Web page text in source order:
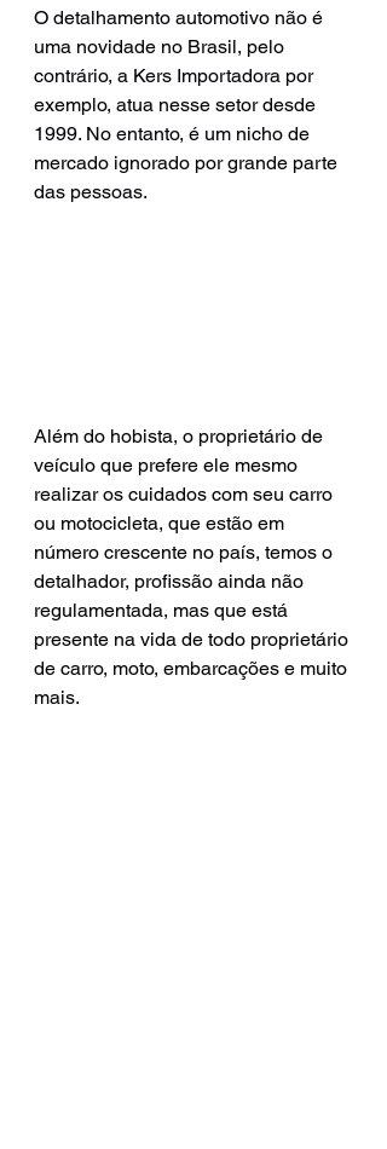
O detalhamento automotivo não é
uma novidade no Brasil, pelo
contrário, a Kers Importadora por
exemplo, atua nesse setor desde
1999. No entanto, é um nicho de
mercado ignorado por grande parte
das pessoas.
Além do hobista, o proprietário de
veículo que prefere ele mesmo
realizar os cuidados com seu carro
ou motocicleta, que estão em
número crescente no país, temos o
detalhador, profissão ainda não
regulamentada, mas que está
presente na vida de todo proprietário
de carro, moto, embarcações e muito
mais.